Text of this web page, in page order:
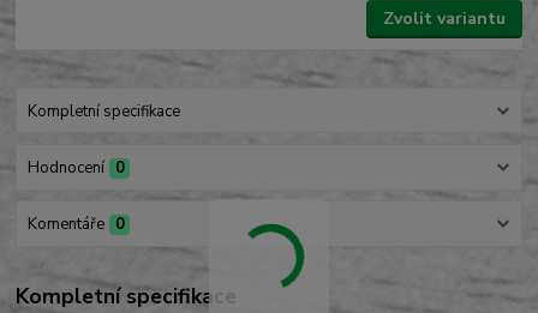
Zvolit variantu
Kompletní specifikace
Hodnocení 0
Komentáře 0
Kompletní specifikace